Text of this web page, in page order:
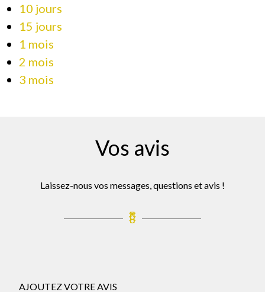
10 jours
15 jours
1 mois
2 mois
3 mois
Vos avis
Laissez-nous vos messages, questions et avis !
AJOUTEZ VOTRE AVIS